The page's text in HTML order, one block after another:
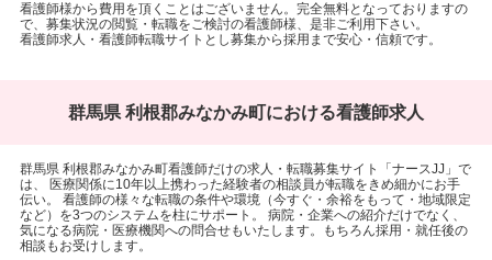
看護師様から費用を頂くことはございません。完全無料となっておりますの
で、募集状況の閲覧・転職をご検討の看護師様、是非ご利用下さい。
看護師求人・看護師転職サイトとし募集から採用まで安心・信頼です。
群馬県 利根郡みなかみ町における看護師求人
群馬県 利根郡みなかみ町看護師だけの求人・転職募集サイト「ナースJJ」で
は、 医療関係に10年以上携わった経験者の相談員が転職をきめ細かにお手
伝い。 看護師の様々な転職の条件や環境（今すぐ・余裕をもって・地域限定
など）を3つのシステムを柱にサポート。 病院・企業への紹介だけでなく、
気になる病院・医療機関への問合せもいたします。もちろん採用・就任後の
相談もお受けします。